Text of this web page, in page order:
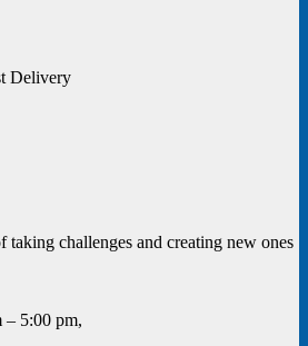
Delivery
challenges and creating new ones
– 5:00 pm,